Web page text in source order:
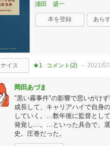
浦田 盛一
本を登録 あら
ナイス ★1 コメント(2) 2021/
岡田あづま
"黒い霧事件"の影響で思いがけ
成長して、キャリアハイで自身
していく。…数年後に監督とし
発覚し…。…といった具合で、
史。圧巻だった。